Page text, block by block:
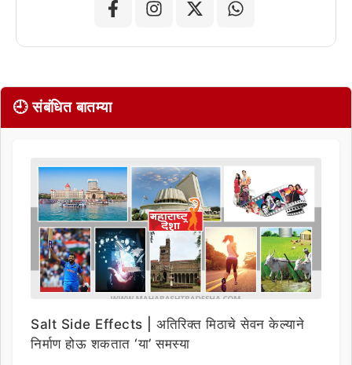
🕘 संबंधित बातम्या
Salt Side Effects | अतिरिक्त मिठाचे सेवन केल्याने
निर्माण होऊ शकतात ‘या’ समस्या